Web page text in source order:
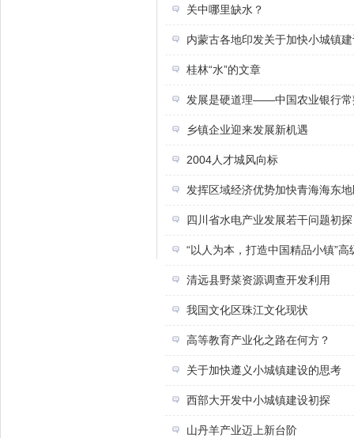
关中哪里缺水？
内蒙古各地印发关于加快小城镇
桂林“水”的文章
发展是硬道理——中国农业银行常
乡镇企业迎来发展新机遇
2004人才城风向标
发挥区域经济优势加快青海海东
四川省水电产业发展若干问题初探
“以人为本，打造中国精品小镇”高
清远县野菜资源调查开发利用
我国文化区珠江文化现状
高等教育产业化之路在何方？
关于加快遵义小城镇建设的思考
西部大开发中小城镇建设初探
山丹羊产业迈上新台阶